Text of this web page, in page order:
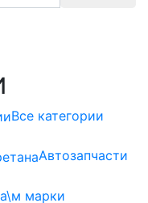
Все категории
Автозапчасти
марки